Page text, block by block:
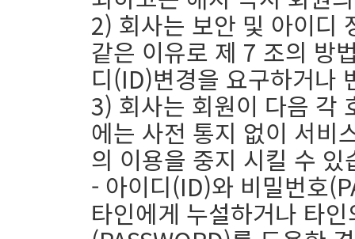
2) 회사는 보안 및 아이디
같은 이유로 제 7 조의 방
디(ID)변경을 요구하거나
3) 회사는 회원이 다음 각
에는 사전 통지 없이 서비
의 이용을 중지 시킬 수 있
- 아이디(ID)와 비밀번호
타인에게 누설하거나 타